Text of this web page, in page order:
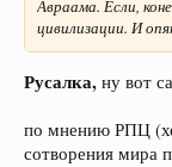
Авраама. Если,
цивилизации. И
Русалка, ну вот
по мнению РПЦ
сотворения мира